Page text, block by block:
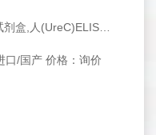
口/国产 价格：询价